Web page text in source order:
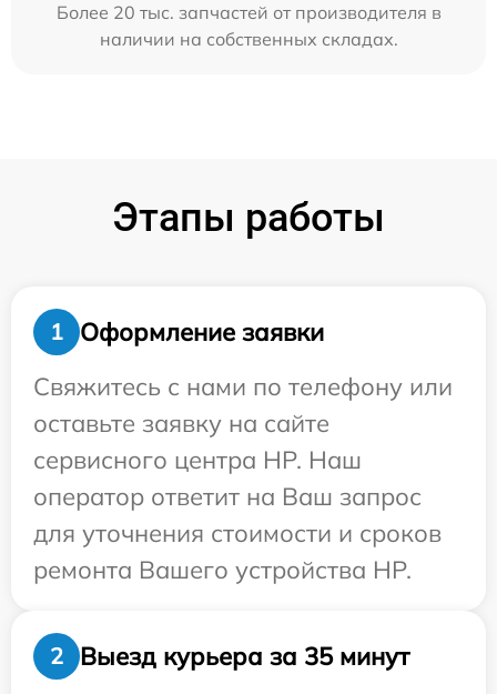
Более 20 тыс. запчастей от производителя в
наличии на собственных складах.
Этапы работы
1
Оформление заявки
Свяжитесь с нами по телефону или
оставьте заявку на сайте
сервисного центра HP. Наш
оператор ответит на Ваш запрос
для уточнения стоимости и сроков
ремонта Вашего устройства HP.
2
Выезд курьера за 35 минут